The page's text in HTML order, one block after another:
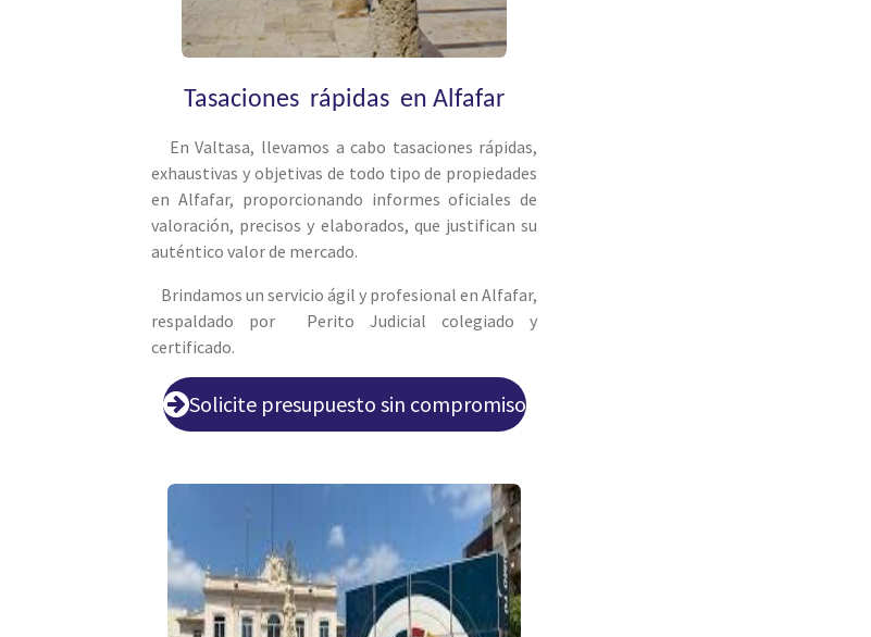
Tasaciones rápidas en Alfafar
En Valtasa, llevamos a cabo tasaciones rápidas,
exhaustivas y objetivas de todo tipo de propiedades
en Alfafar, proporcionando informes oficiales de
valoración, precisos y elaborados, que justifican su
auténtico valor de mercado.
Brindamos un servicio ágil y profesional en Alfafar,
respaldado por Perito Judicial colegiado y
certificado.
Solicite presupuesto sin compromiso